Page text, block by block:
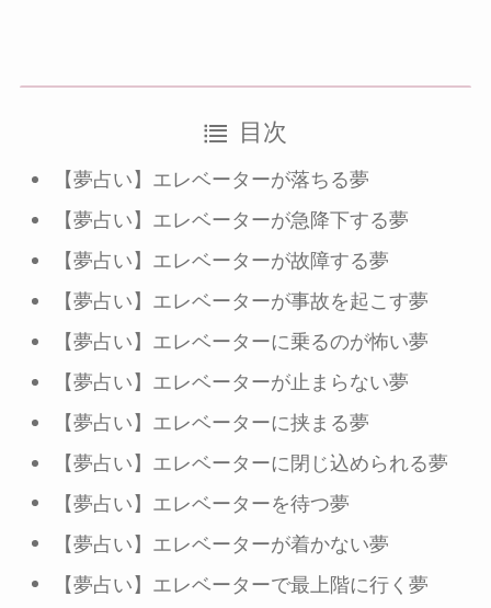
目次
【夢占い】エレベーターが落ちる夢
【夢占い】エレベーターが急降下する夢
【夢占い】エレベーターが故障する夢
【夢占い】エレベーターが事故を起こす夢
【夢占い】エレベーターに乗るのが怖い夢
【夢占い】エレベーターが止まらない夢
【夢占い】エレベーターに挟まる夢
【夢占い】エレベーターに閉じ込められる夢
【夢占い】エレベーターを待つ夢
【夢占い】エレベーターが着かない夢
【夢占い】エレベーターで最上階に行く夢